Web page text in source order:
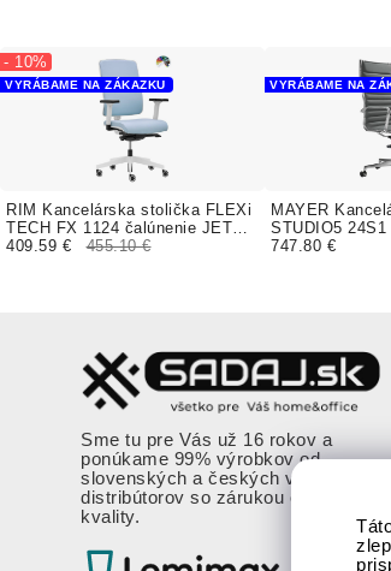
RIM Kancelárska stolička FLEXi
TECH FX 1124 čalúnenie JET
BIOACTIVE
VYRÁBAME NA ZÁKAZKU
- 10%
409.59 € 455.10 €
MAYER
STUDIO5 24S1
PURE
VYRÁBAME NA
747.80 €
Sme tu pre Vás už 16 rokov a
ponúkame 99% výrobkov od
slovenských a českých výrobcov a
distribútorov so zárukou overenej
kvality.